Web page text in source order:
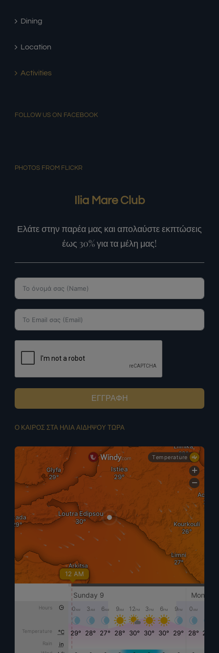
Dining
Location
Activities
FOLLOW US ON FACEBOOK
PHOTOS FROM FLICKR
Ilia Mare Club
Ελάτε στην παρέα μας και απολαύστε εκπτώσεις
έως 30% για τα μέλη μας!
ΕΓΓΡΑΦΗ
Ο ΚΑΙΡΟΣ ΣΤΑ ΗΛΙΑ ΑΙΔΗΨΟΥ ΤΩΡΑ